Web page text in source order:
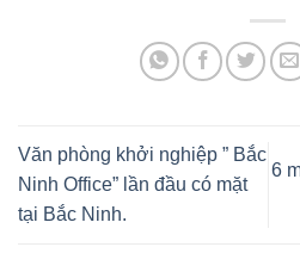
Văn phòng khởi nghiệp ” Bắc
Ninh Office” lần đầu có mặt
tại Bắc Ninh.
6